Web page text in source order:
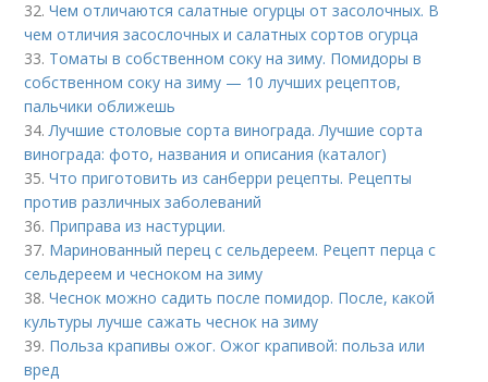
32.Чем отличаются салатные огурцы от засолочных. В
чем отличия засослочных и салатных сортов огурца
33. Томаты в собственном соку на зиму. Помидоры в
собственном соку на зиму — 10 лучших рецептов,
пальчики оближешь
34.Лучшие столовые сорта винограда. Лучшие сорта
винограда: фото, названия и описания (каталог)
35.Что приготовить из санберри рецепты. Рецепты
против различных заболеваний
36. Приправа из настурции.
37. Маринованный перец с сельдереем. Рецепт перца с
сельдереем и чесноком на зиму
38.Чеснок можно садить после помидор. После, какой
культуры лучше сажать чеснок на зиму
39. Польза крапивы ожог. Ожог крапивой: польза или
вред